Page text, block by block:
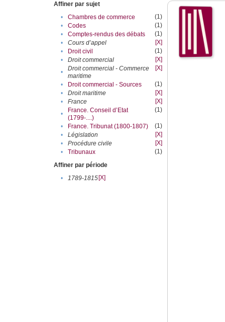
Affiner par sujet
•
Chambres de commerce
(1)
•
Codes
(1)
•
Comptes-rendus des débats
(1)
•
Cours d’appel
[X]
•
Droit civil
(1)
•
Droit commercial
[X]
•
Droit commercial - Commerce
maritime
[X]
• Droit commercial - Sources
(1)
•
Droit maritime
[X]
•
France
[X]
•
France. Conseil d’Etat
(1799-....)
(1)
• France. Tribunat (1800-1807)
(1)
•
Législation
[X]
•
Procédure civile
[X]
•
Tribunaux
(1)
Affiner par période
•
1789-1815[X]